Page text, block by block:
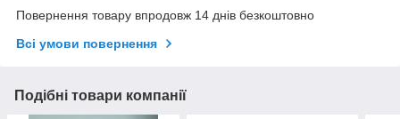
Повернення товару впродовж 14 днів безкоштовно
Всі умови повернення
Подібні товари компанії